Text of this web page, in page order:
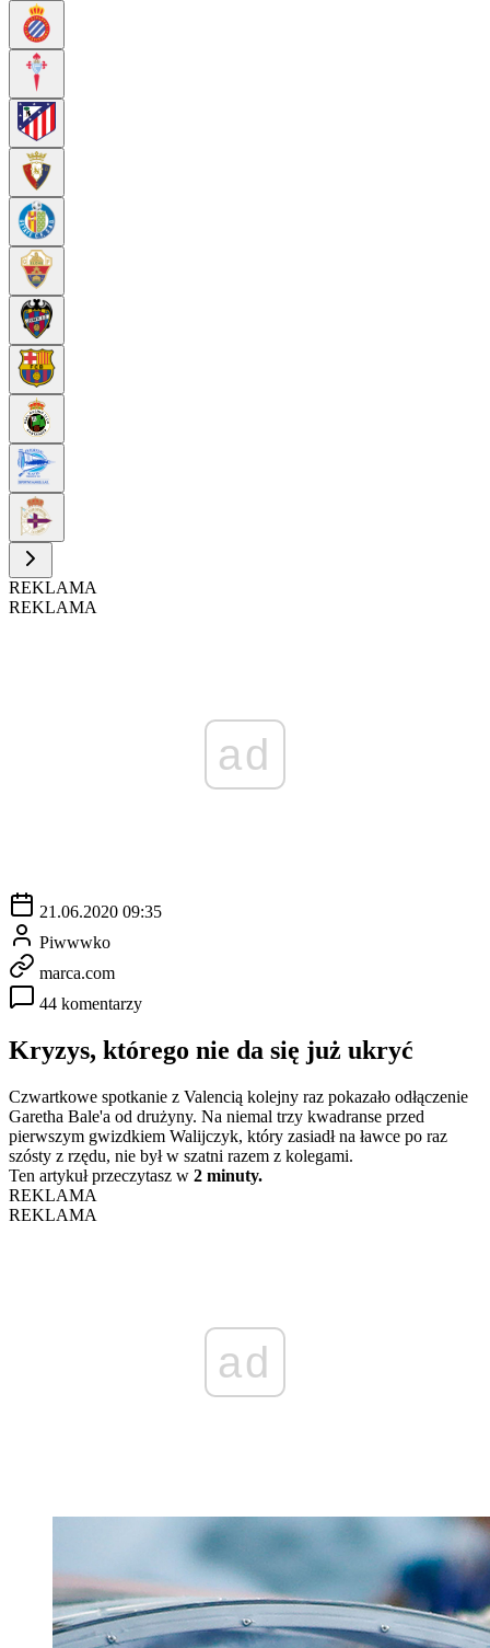
REKLAMA
REKLAMA
ad
21.06.2020 09:35
Piwwwko
marca.com
44 komentarzy
Kryzys, którego nie da się już ukryć
Czwartkowe spotkanie z Valencią kolejny raz pokazało odłączenie
Garetha Bale'a od drużyny. Na niemal trzy kwadranse przed
pierwszym gwizdkiem Walijczyk, który zasiadł na ławce po raz
szósty z rzędu, nie był w szatni razem z kolegami.
Ten artykuł przeczytasz w 2 minuty.
REKLAMA
REKLAMA
ad